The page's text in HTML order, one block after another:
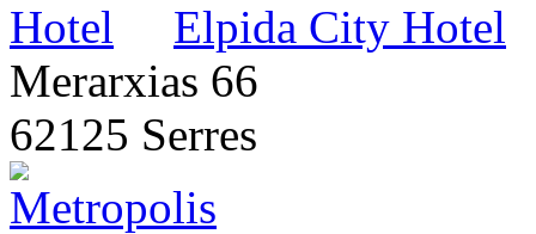
Elpida City Hotel
Merarxias 66
62125 Serres